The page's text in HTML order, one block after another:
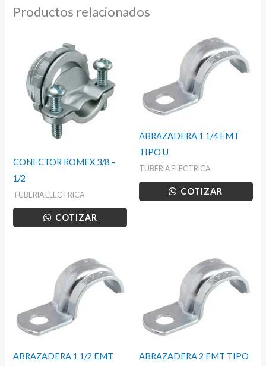
Productos relacionados
CONECTOR ROMEX 3/8 –
1/2
TUBERIA ELECTRICA
COTIZAR
ABRAZADERA 1 1/4 EMT
TIPO U
TUBERIA ELECTRICA
COTIZAR
ABRAZADERA 1 1/2 EMT
ABRAZADERA 2 EMT TIPO